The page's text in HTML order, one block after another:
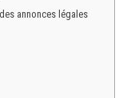
annonces légales